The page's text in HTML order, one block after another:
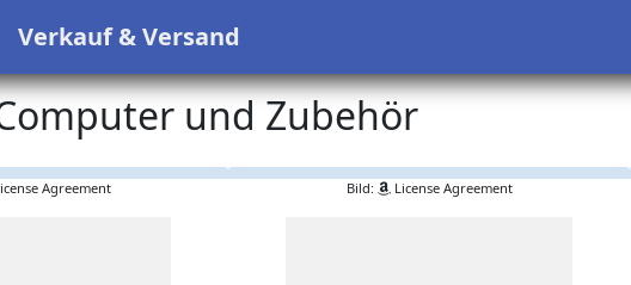
Verkauf & Versand
und Zubehör
Agreement Bild: License Agreement